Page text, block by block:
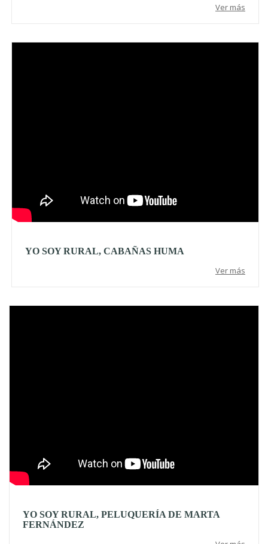
Ver más
YO SOY RURAL, CABAÑAS HUMA
Ver más
YO SOY RURAL, PELUQUERÍA DE MARTA
FERNÁNDEZ